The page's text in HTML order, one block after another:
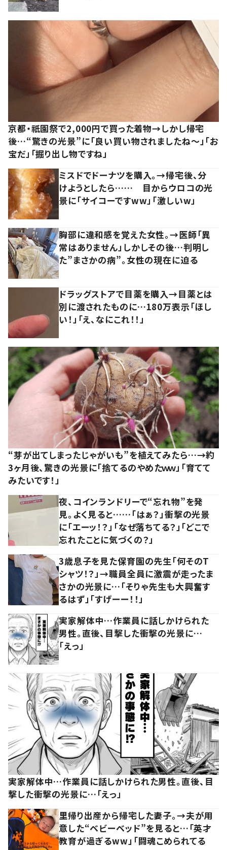
京都・祇園祭で2,000円で買った着物→しかし帰宅
後…“驚きの光景”に「良い買い物されましたね～」「お
宝だ」「掘り出し物ですね」
ミスドでドーナツを購入。→帰宅後、分
けようとしたら…… 目からウロコの光
景に「サイコーですww」「激しいw」
胸部に違和感を覚えた女性。→医師「異
常はありません」しかしその後…判明し
た”まさかの病”。女性の現在に迫る
ドラッグストアで目薬を購入→目薬とは
別に渡されたものに…180万表示「ほし
い！」「え、なにこれ！！」
“芽が出てしまったじゃがいも”を植えてみたら…→約
3ヶ月後、驚きの光景に「捨てるのやめたｗｗ」「育てて
みたいです！」
夜、コインランドリーで“忘れ物”を発
見。よく見ると……「はぁ？」衝撃の光景
に「エーッ！？」「なぜ落ちてる？」「どこで
忘れたことに気づくの？」
3歳息子を見た保育園の先生「何そのT
シャツ！？」→職員全員に激震が走ったま
さかの光景に…「そりゃ先生も大興奮す
るはず」「すげーー！！」
実家解体中…作業員に話しかけられた
男性。直後、目撃した衝撃の光景に…
「えっ」
実家解体中…作業員に話しかけられた男性。直後、目
撃した衝撃の光景に…「えっ」
里帰り出産から帰宅した妻子。→夫が用
意した“ベビーベッド”を見ると…「英才
教育が過ぎるww」「闘魂こめられてる